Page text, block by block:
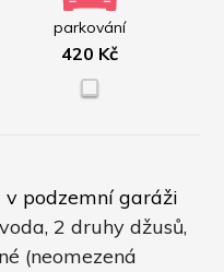
parkování
420 Kč
v podzemní garáži
2 druhy džusů,
(neomezená